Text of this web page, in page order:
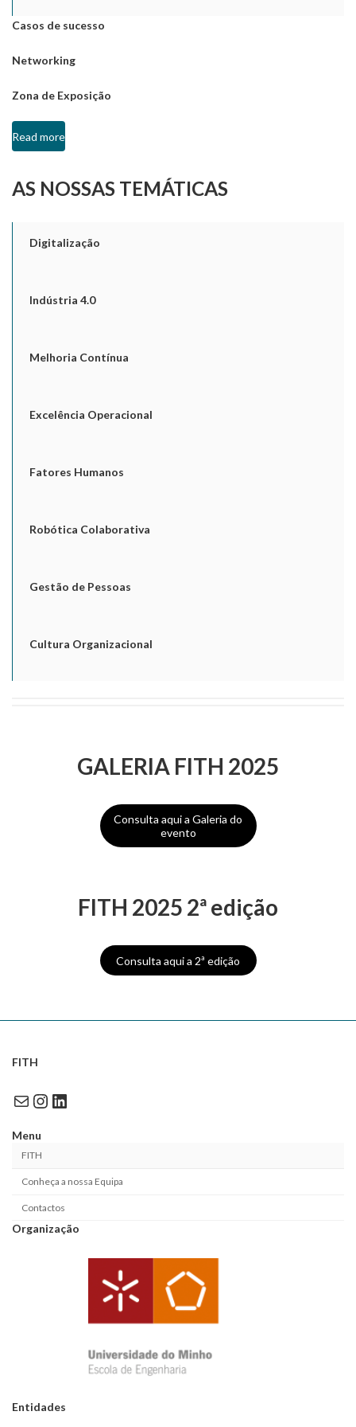
Casos de sucesso
Networking
Zona de Exposição
Read more
AS NOSSAS TEMÁTICAS
Digitalização
Indústria 4.0
Melhoria Contínua
Excelência Operacional
Fatores Humanos
Robótica Colaborativa
Gestão de Pessoas
Cultura Organizacional
GALERIA FITH 2025
Consulta aqui a Galeria do
evento
FITH 2025 2ª edição
Consulta aqui a 2ª edição
FITH
MailInstagram
LinkedIn
Menu
FITH
Conheça a nossa Equipa
Contactos
Organização
Entidades